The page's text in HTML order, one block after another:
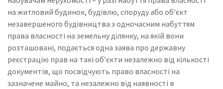
на житловий будинок, будівлю, споруду або об’єкт
незавершеного будівництва з одночасним набуттям
права власності на земельну ділянку, на якій вони
розташовані, подається одна заява про державну
реєстрацію прав на такі об’єкти незалежно від кількості
документів, що посвідчують право власності на
зазначене майно, та незалежно від наявності в